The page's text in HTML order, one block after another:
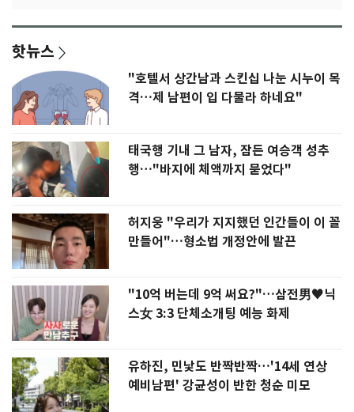
핫뉴스
"호텔서 상간남과 스킨십 나눈 시누이 목
격…제 남편이 입 다물라 하네요"
태국행 기내 그 남자, 잠든 여승객 성추
행…"바지에 체액까지 묻었다"
허지웅 "우리가 지지했던 인간들이 이 꼴
만들어"…형소법 개정안에 발끈
"10억 버는데 9억 써요?"…삼전男♥닉
스女 3:3 단체소개팅 예능 화제
유하진, 민낯도 반짝반짝…'14세 연상
예비남편' 강균성이 반한 청순 미모